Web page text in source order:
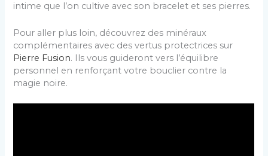
intime que l’on cultive avec son bracelet et ses pierres.
Pour aller plus loin, découvrez des minéraux
complémentaires avec des vertus protectrices sur
Pierre Fusion. Ils vous guideront vers l’équilibre
personnel en renforçant votre bouclier contre la
magie noire.